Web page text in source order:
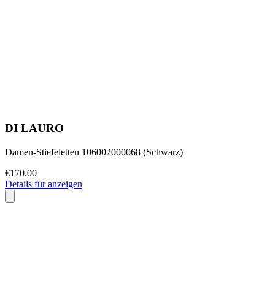
DI LAURO
Damen-Stiefeletten 106002000068 (Schwarz)
€170.00
Details für anzeigen